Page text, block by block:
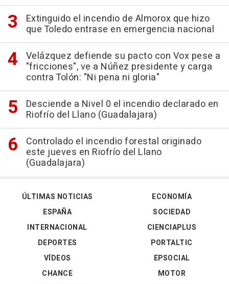
Extinguido el incendio de Almorox que hizo
que Toledo entrase en emergencia nacional
Velázquez defiende su pacto con Vox pese a
"fricciones", ve a Núñez presidente y carga
contra Tolón: "Ni pena ni gloria"
Desciende a Nivel 0 el incendio declarado en
Riofrío del Llano (Guadalajara)
Controlado el incendio forestal originado
este jueves en Riofrío del Llano
(Guadalajara)
ÚLTIMAS NOTICIAS
ESPAÑA
INTERNACIONAL
DEPORTES
VÍDEOS
ECONOMÍA
SOCIEDAD
CIENCIAPLUS
PORTALTIC
EPSOCIAL
CHANCE
MOTOR